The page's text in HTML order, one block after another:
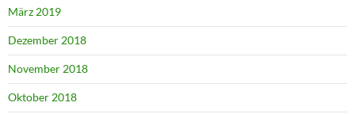
März 2019
Dezember 2018
November 2018
Oktober 2018